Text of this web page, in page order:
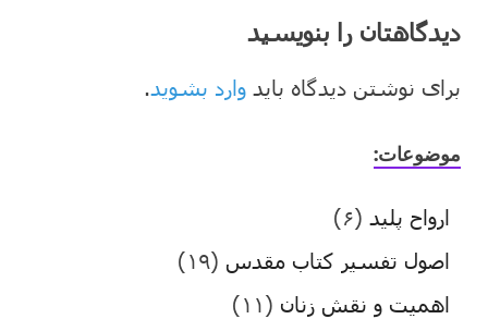
دیدگاهتان را بنویسید
برای نوشتن دیدگاه باید وارد بشوید.
موضوعات:
ارواح پلید (۶)
اصول تفسیر کتاب مقدس (۱۹)
اهمیت و نقش زنان (۱۱)